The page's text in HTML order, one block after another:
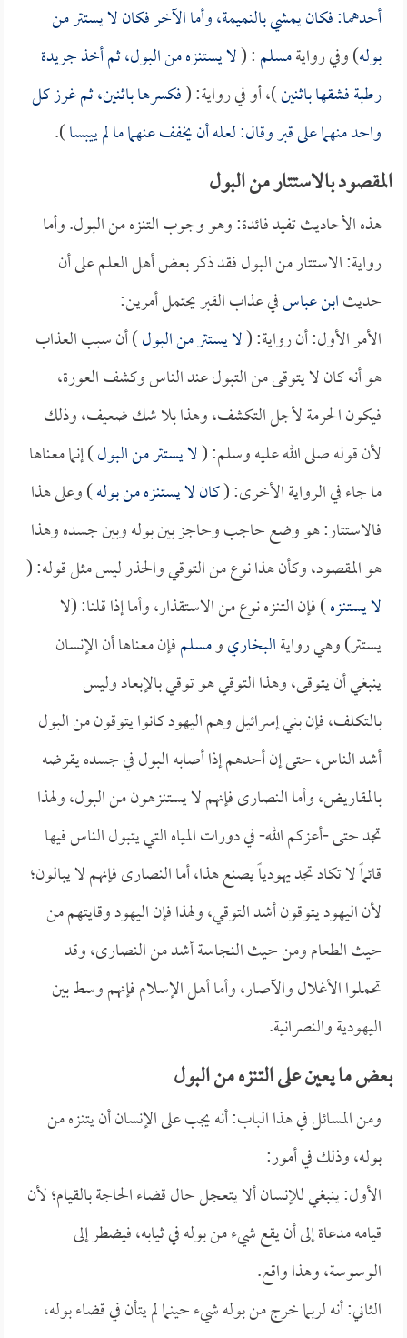
أحدهما: فكان يمشي بالنميمة، وأما الآخر فكان لا يستتر من
بوله) وفي روايةمسلم: (لا يستنزه من البول، ثم أخذ جريدة
رطبة فشقها باثنين)، أو في رواية: (فكسرها باثنين، ثم غرز كل
واحد منهما على قبر وقال: لعله أن يخفف عنهما ما لم ييبسا).
المقصود بالاستتار من البول
هذه الأحاديث تفيد فائدة: وهو وجوب التنزه من البول. وأما
رواية: الاستتار من البول فقد ذكر بعض أهل العلم على أن
حديثابن عباسفي عذاب القبر يحتمل أمرين:
الأمر الأول: أن رواية: (لا يستتر من البول) أن سبب العذاب
هو أنه كان لا يتوقى من التبول عند الناس وكشف العورة،
فيكون الحرمة لأجل التكشف، وهذا بلا شك ضعيف، وذلك
لأن قوله صلى الله عليه وسلم: (لا يستتر من البول) إنما معناها
ما جاء في الرواية الأخرى: (كان لا يستنزه من بوله) وعلى هذا
فالاستتار: هو وضع حاجب وحاجز بين بوله وبين جسده وهذا
هو المقصود، وكأن هذا نوع من التوقي والحذر ليس مثل قوله: (
لا يستنزه) فإن التنزه نوع من الاستقذار، وأما إذا قلنا: (لا
يستتر) وهي روايةالبخاريومسلمفإن معناها أن الإنسان
ينبغي أن يتوقى، وهذا التوقي هو توقي بالإبعاد وليس
بالتكلف، فإن بني إسرائيل وهم اليهود كانوا يتوقون من البول
أشد الناس، حتى إن أحدهم إذا أصابه البول في جسده يقرضه
بالمقاريض، وأما النصارى فإنهم لا يستنزهون من البول، ولهذا
تجد حتى -أعزكم الله- في دورات المياه التي يتبول الناس فيها
قائماً لا تكاد تجد يهودياً يصنع هذا، أما النصارى فإنهم لا يبالون؛
لأن اليهود يتوقون أشد التوقي، ولهذا فإن اليهود وقايتهم من
حيث الطعام ومن حيث النجاسة أشد من النصارى، وقد
تحملوا الأغلال والآصار، وأما أهل الإسلام فإنهم وسط بين
اليهودية والنصرانية.
بعض ما يعين على التنزه من البول
ومن المسائل في هذا الباب: أنه يجب على الإنسان أن يتنزه من
بوله، وذلك في أمور:
الأول: ينبغي للإنسان ألا يتعجل حال قضاء الحاجة بالقيام؛ لأن
قيامه مدعاة إلى أن يقع شيء من بوله في ثيابه، فيضطر إلى
الوسوسة، وهذا واقع.
الثاني: أنه لربما خرج من بوله شيء حينما لم يتأن في قضاء بوله،